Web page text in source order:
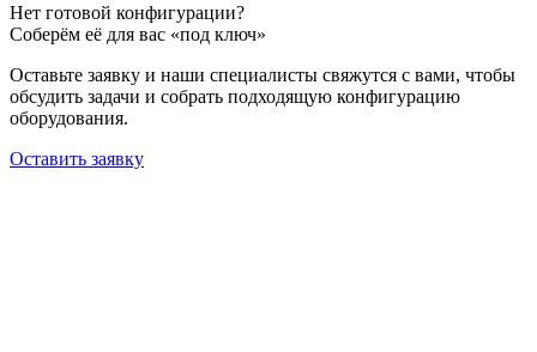
Нет готовой конфигурации?
Соберём её для вас «под ключ»
Оставьте заявку и наши специалисты свяжутся с вами, чтобы
обсудить задачи и собрать подходящую конфигурацию
оборудования.
Оставить заявку